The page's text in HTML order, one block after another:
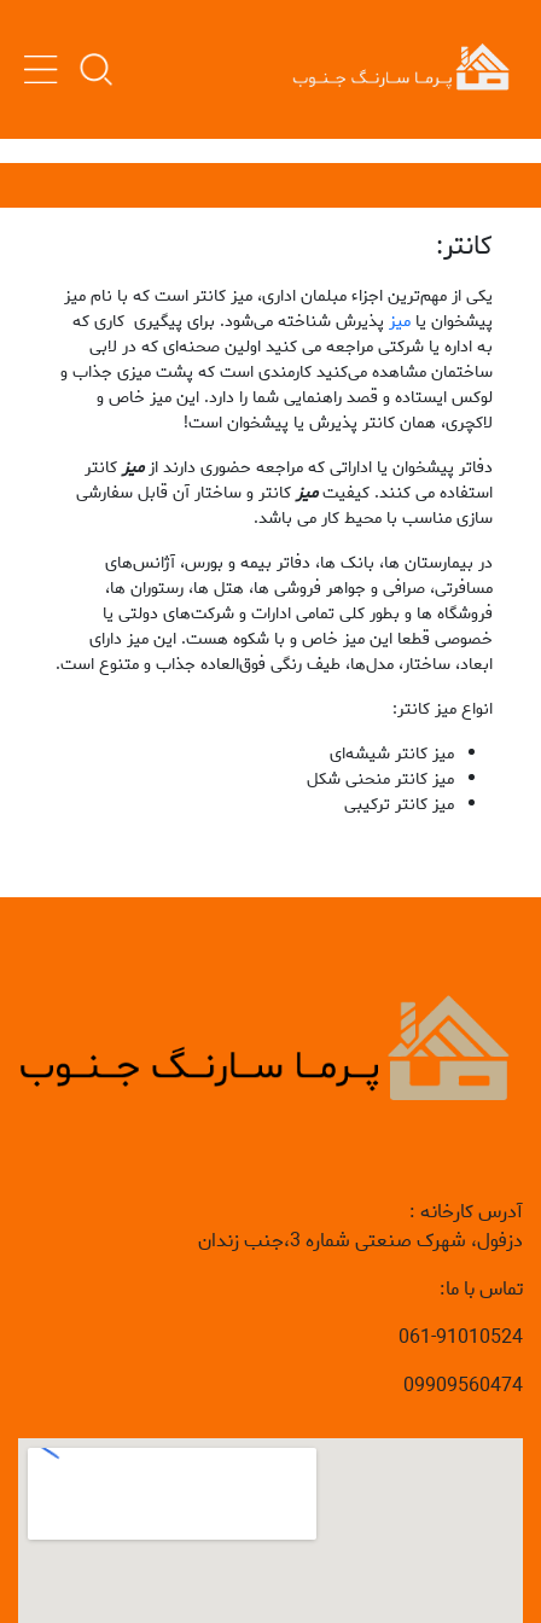
کانتر:
یکی از مهم‌ترین اجزاء مبلمان اداری، میز کانتر است که با نام میز
پیشخوان یا میز پذیرش شناخته می‌شود. برای پیگیری کاری که
به اداره یا شرکتی مراجعه می کنید اولین صحنه‌ای که در لابی
ساختمان مشاهده می‌کنید کارمندی است که پشت میزی جذاب و
لوکس ایستاده و قصد راهنمایی شما را دارد. این میز خاص و
لاکچری، همان کانتر پذیرش یا پیشخوان است!
دفاتر پیشخوان یا اداراتی که مراجعه حضوری دارند ازمیزکانتر
استفاده می کنند. کیفیتمیزکانتر و ساختار آن قابل سفارشی
سازی مناسب با محیط کار می باشد.
در بیمارستان‌ ها، بانک ‌ها، دفاتر بیمه و بورس، آژانس‌های
مسافرتی، صرافی و جواهر فروشی ‌ها، هتل‌ ها، رستوران ‌ها،
فروشگاه‌ ها و بطور کلی تمامی ادارات و شرکت‌های دولتی یا
خصوصی قطعا این میز خاص و با شکوه هست. این میز دارای
ابعاد، ساختار، مدل‌ها، طیف ‌رنگی فوق‌العاده جذاب و متنوع است.
انواع میز کانتر:
میز کانتر شیشه‌ای
میز کانتر منحنی شکل
میز کانتر ترکیبی
آدرس کارخانه :
دزفول، شهرک صنعتی شماره 3،جنب زندان
تماس با ما:
061-91010524
09909560474